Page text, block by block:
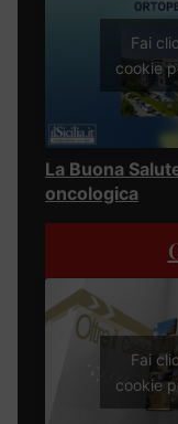
Fai
cookie
La Buona
oncologica
Fai
cookie